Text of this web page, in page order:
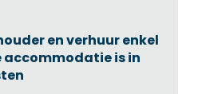
en verhuur enkel
accommodatie is in